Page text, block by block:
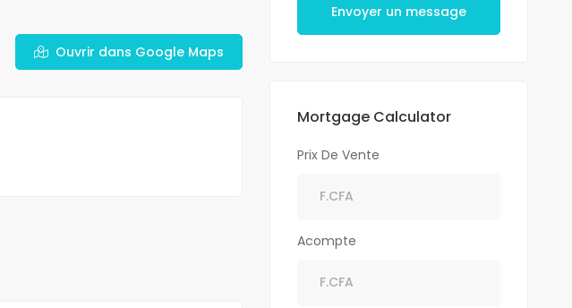
Ouvrir dans Google Maps
Envoyer un message
Mortgage Calculator
Prix De Vente
Acompte